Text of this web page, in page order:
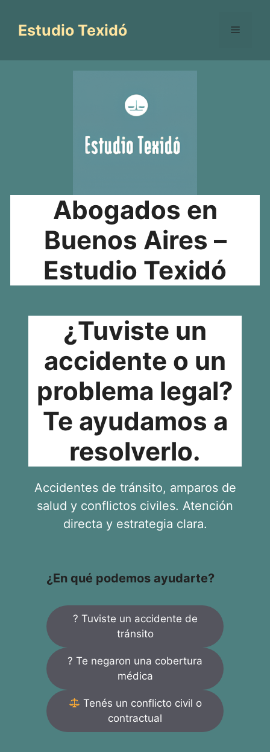
contenido
Estudio Texidó Menú
Abogados en
Buenos Aires –
Estudio Texidó
¿Tuviste un
accidente o un
problema legal?
Te ayudamos a
resolverlo.
Accidentes de tránsito, amparos de
salud y conflictos civiles. Atención
directa y estrategia clara.
¿En qué podemos ayudarte?
? Tuviste un accidente de
tránsito
? Te negaron una cobertura
médica
Tenés un conflicto civil o
contractual